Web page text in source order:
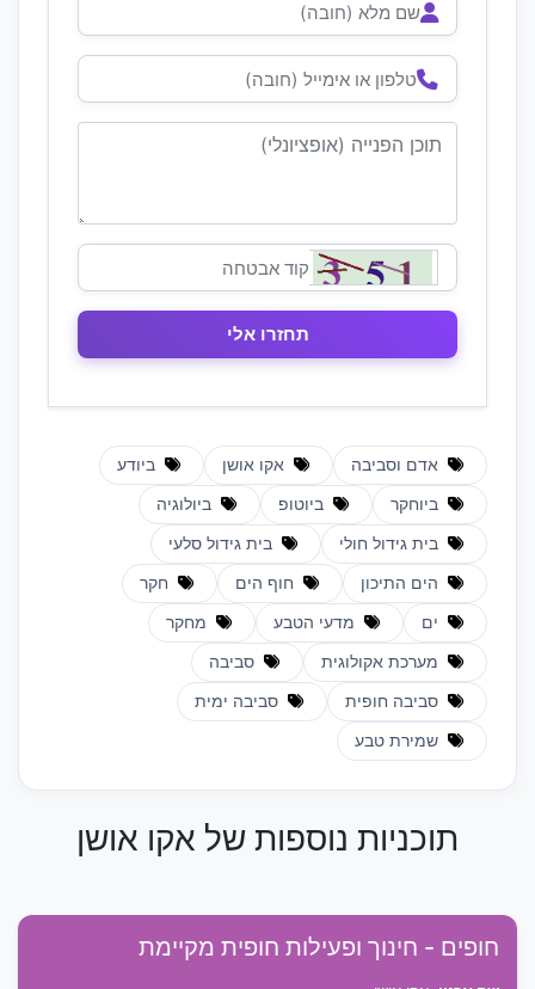
אדם וסביבה אקו אושן ביודע
ביוחקר ביוטופ ביולוגיה
בית גידול חולי בית גידול סלעי
הים התיכון חוף הים חקר
ים מדעי הטבע מחקר
מערכת אקולוגית סביבה
סביבה חופית סביבה ימית
שמירת טבע
תוכניות נוספות של אקו אושן
חופים - חינוך ופעילות חופית מקיימת